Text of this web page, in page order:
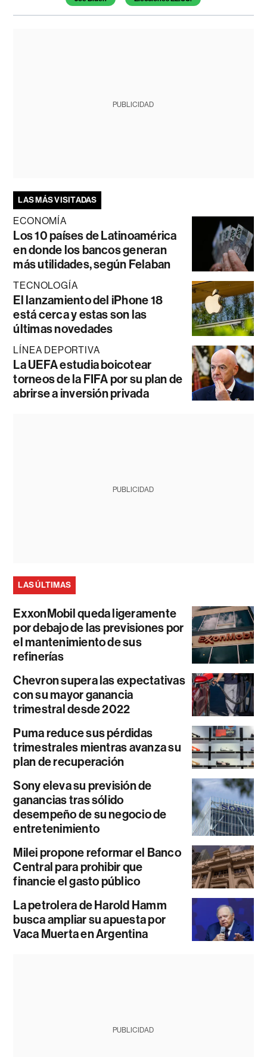
PUBLICIDAD
LAS MÁS VISITADAS
ECONOMÍA
Los 10 países de Latinoamérica
en donde los bancos generan
más utilidades, según Felaban
TECNOLOGÍA
El lanzamiento del iPhone 18
está cerca y estas son las
últimas novedades
LÍNEA DEPORTIVA
La UEFA estudia boicotear
torneos de la FIFA por su plan de
abrirse a inversión privada
PUBLICIDAD
LAS ÚLTIMAS
ExxonMobil queda ligeramente
por debajo de las previsiones por
el mantenimiento de sus
refinerías
Chevron supera las expectativas
con su mayor ganancia
trimestral desde 2022
Puma reduce sus pérdidas
trimestrales mientras avanza su
plan de recuperación
Sony eleva su previsión de
ganancias tras sólido
desempeño de su negocio de
entretenimiento
Milei propone reformar el Banco
Central para prohibir que
financie el gasto público
La petrolera de Harold Hamm
busca ampliar su apuesta por
Vaca Muerta en Argentina
PUBLICIDAD